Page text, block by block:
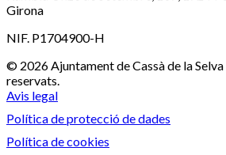
Girona
NIF. P1704900-H
© 2026 Ajuntament de Cassà de la
reservats.
Avis legal
Política de protecció de dades
Política de cookies